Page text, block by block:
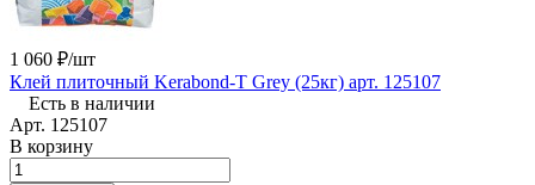
1 060 ₽/шт
Клей плиточный Kerabond-T Grey (25кг) арт. 125107
Есть в наличии
Арт. 125107
В корзину